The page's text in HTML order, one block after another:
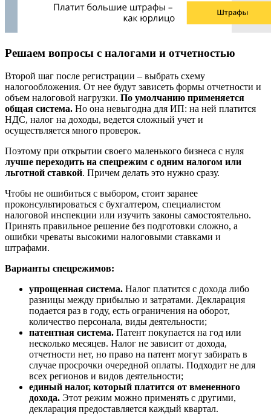
Решаем вопросы с налогами и отчетностью
Второй шаг после регистрации – выбрать схему
налогообложения. От нее будут зависеть формы отчетности и
объем налоговой нагрузки. По умолчанию применяется
общая система. Но она невыгодна для ИП: на ней платится
НДС, налог на доходы, ведется сложный учет и
осуществляется много проверок.
Поэтому при открытии своего маленького бизнеса с нуля
лучше переходить на спецрежим с одним налогом или
льготной ставкой. Причем делать это нужно сразу.
Чтобы не ошибиться с выбором, стоит заранее
проконсультироваться с бухгалтером, специалистом
налоговой инспекции или изучить законы самостоятельно.
Принять правильное решение без подготовки сложно, а
ошибки чреваты высокими налоговыми ставками и
штрафами.
Варианты спецрежимов:
упрощенная система. Налог платится с дохода либо
разницы между прибылью и затратами. Декларация
подается раз в году, есть ограничения на оборот,
количество персонала, виды деятельности;
патентная система. Патент покупается на год или
несколько месяцев. Налог не зависит от дохода,
отчетности нет, но право на патент могут забирать в
случае просрочки очередной оплаты. Подходит не для
всех регионов и видов деятельности;
единый налог, который платится от вмененного
дохода. Этот режим можно применять с другими,
декларация предоставляется каждый квартал.